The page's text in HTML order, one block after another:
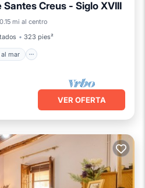
Santes Creus - Siglo XVIII
0.15 mi al centro
323 pies²
al mar
Frente al mar
Piscina
VER OFERTA